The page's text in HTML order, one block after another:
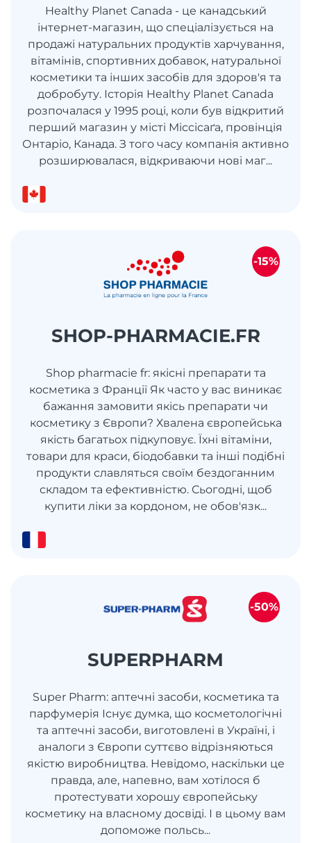
Healthy Planet Canada - це канадський
інтернет-магазин, що спеціалізується на
продажі натуральних продуктів харчування,
вітамінів, спортивних добавок, натуральної
косметики та інших засобів для здоров'я та
добробуту. Історія Healthy Planet Canada
розпочалася у 1995 році, коли був відкритий
перший магазин у місті Міссісаґа, провінція
Онтаріо, Канада. З того часу компанія активно
розширювалася, відкриваючи нові маг...
SHOP-PHARMACIE.FR
Shop pharmacie fr: якісні препарати та
косметика з Франції Як часто у вас виникає
бажання замовити якісь препарати чи
косметику з Європи? Хвалена європейська
якість багатьох підкуповує. Їхні вітаміни,
товари для краси, біодобавки та інші подібні
продукти славляться своїм бездоганним
складом та ефективністю. Сьогодні, щоб
купити ліки за кордоном, не обов'язк...
-15%
SUPERPHARM
Super Pharm: аптечні засоби, косметика та
парфумерія Існує думка, що косметологічні
та аптечні засоби, виготовлені в Україні, і
аналоги з Європи суттєво відрізняються
якістю виробництва. Невідомо, наскільки це
правда, але, напевно, вам хотілося б
протестувати хорошу європейську
косметику на власному досвіді. І в цьому вам
допоможе польсь...
-50%